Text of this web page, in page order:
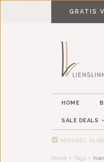
GRATIS
HOME
SALE DEALS
MIRABEL
Home Tags